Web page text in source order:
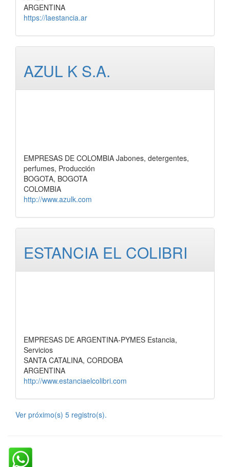
ARGENTINA
https://laestancia.ar
AZUL K S.A.
EMPRESAS DE COLOMBIA Jabones, detergentes,
perfumes, Producción
BOGOTA, BOGOTA
COLOMBIA
http://www.azulk.com
ESTANCIA EL COLIBRI
EMPRESAS DE ARGENTINA-PYMES Estancia,
Servicios
SANTA CATALINA, CORDOBA
ARGENTINA
http://www.estanciaelcolibri.com
Ver próximo(s) 5 registro(s).